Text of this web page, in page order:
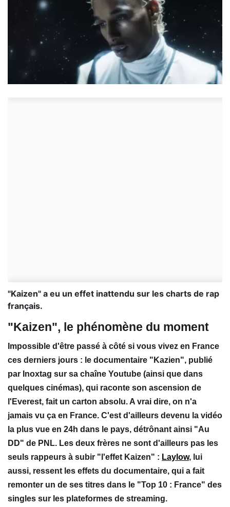
"Kaizen" a eu un effet inattendu sur les charts de rap
français.
"Kaizen", le phénomène du moment
Impossible d'être passé à côté si vous vivez en France
ces derniers jours : le documentaire "Kazien", publié
par Inoxtag sur sa chaîne Youtube (ainsi que dans
quelques cinémas), qui raconte son ascension de
l'Everest, fait un carton absolu. A vrai dire, on n'a
jamais vu ça en France. C'est d'ailleurs devenu la vidéo
la plus vue en 24h dans le pays, détrônant ainsi "Au
DD" de PNL. Les deux frères ne sont d'ailleurs pas les
seuls rappeurs à subir "l'effet Kaizen" : Laylow, lui
aussi, ressent les effets du documentaire, qui a fait
remonter un de ses titres dans le "Top 10 : France" des
singles sur les plateformes de streaming.